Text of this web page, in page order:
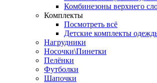
Комбинезоны верхнего
Комплекты
Посмотреть всё
Детские комплекты
Нагрудники
Носочки\Пинетки
Пелёнки
Футболки
Шапочки